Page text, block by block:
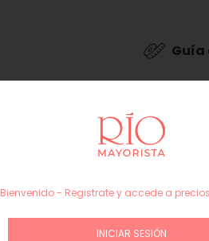
Guía
Bienvenido - Registrate y accede a
INICIAR SESIÓN